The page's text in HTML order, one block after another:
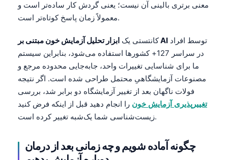
معنی برتری بالینی آن نیست؛ یعنی گردش کار ساده‌تر است و
معمولاً زمان پاسخ کوتاه‌تر است.
کانتستی یکابزار تحلیل آزمایش خون مبتنی بر AI
در سراسر 127+ کشورها استفاده می‌شود، بنابراین سیستم
ما برای شناسایی تغییرات واحد، جابه‌جایی محدوده مرجع و
مصنوعات آزمایشگاهیِ محتمل طراحی شده است. اگر نتیجه
فولات ناگهان بعد از تغییر آزمایشگاه دو برابر شد، بررسی
تغییرپذیری آزمایش خون را انجام دهید قبل از اینکه فرض کنید
زیست‌شناسی شما یک‌شبه تغییر کرده است.
چگونه آماده شویم و چه زمانی بعد از درمان
Italiano
Português
Ελληνικά
Română
简体中文
Български
Dansk